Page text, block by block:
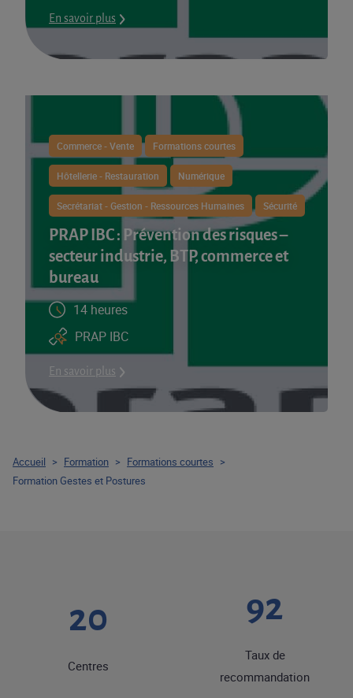
En savoir plus
Commerce - Vente Formations courtes
Hôtellerie - Restauration Numérique
Secrétariat - Gestion - Ressources Humaines Sécurité
PRAP IBC : Prévention des risques –
secteur industrie, BTP, commerce et
bureau
14 heures
PRAP IBC
En savoir plus
20
Centres
92
Taux de
recommandation
Accueil > Formation > Formations courtes >
Formation Gestes et Postures